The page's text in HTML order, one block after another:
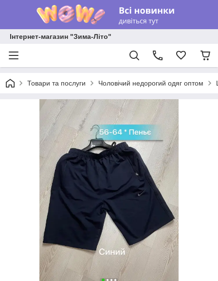
Інтернет-магазин "Зима-Літо"
Товари та послуги Чоловічий недорогий одяг оптом